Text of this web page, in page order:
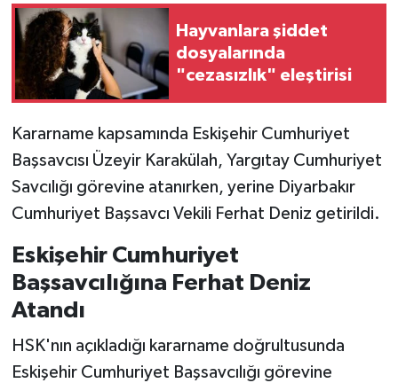
Hayvanlara şiddet
dosyalarında
"cezasızlık" eleştirisi
Kararname kapsamında Eskişehir Cumhuriyet
Başsavcısı Üzeyir Karakülah, Yargıtay Cumhuriyet
Savcılığı görevine atanırken, yerine Diyarbakır
Cumhuriyet Başsavcı Vekili Ferhat Deniz getirildi.
Eskişehir Cumhuriyet
Başsavcılığına Ferhat Deniz
Atandı
HSK'nın açıkladığı kararname doğrultusunda
Eskişehir Cumhuriyet Başsavcılığı görevine